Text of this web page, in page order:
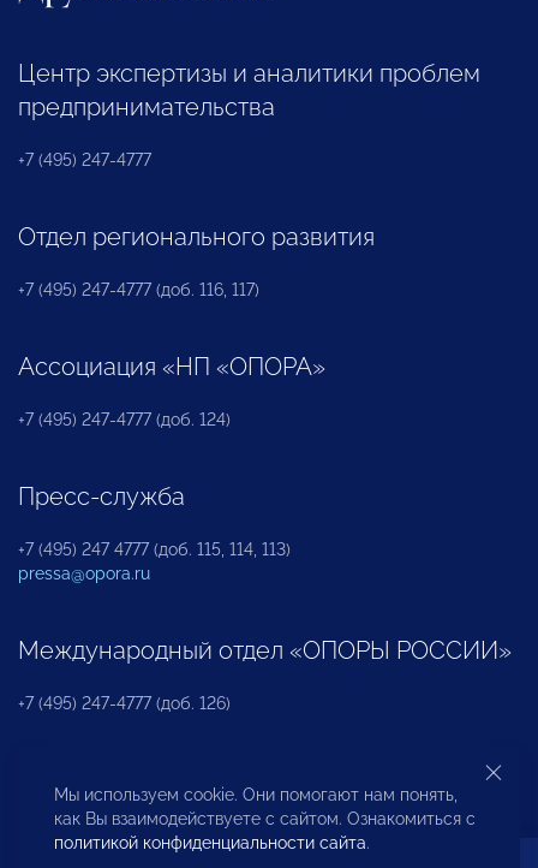
Центр экспертизы и аналитики проблем
предпринимательства
+7 (495) 247-4777
Отдел регионального развития
+7 (495) 247-4777 (доб. 116, 117)
Ассоциация «НП «ОПОРА»
+7 (495) 247-4777 (доб. 124)
Пресс-служба
+7 (495) 247 4777 (доб. 115, 114, 113)
pressa@opora.ru
Международный отдел «ОПОРЫ РОССИИ»
+7 (495) 247-4777 (доб. 126)
Бюро по защите прав предпринимателей и
инвесторов
Мы используем cookie. Они помогают нам понять,
как Вы взаимодействуете с сайтом. Ознакомиться с
политикой конфиденциальности сайта.